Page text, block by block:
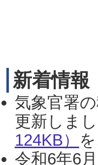
新着情報
気象官署
更新しま
124KB）
令和6年6